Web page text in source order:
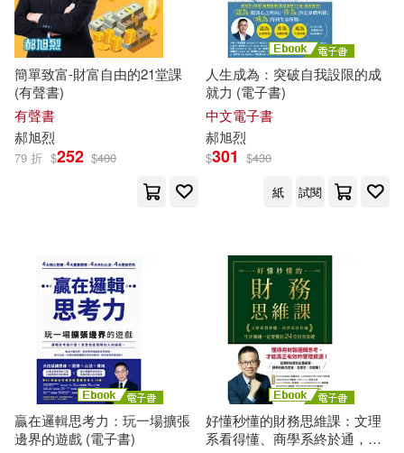
簡單致富-財富自由的21堂課
(有聲書)
有聲書
郝旭烈
79 折 $252 $400
人生成為：突破自我設限的成
就力 (電子書)
中文電子書
郝旭烈
$301 $430
紙
試閱
贏在邏輯思考力：玩一場擴張
邊界的遊戲 (電子書)
好懂秒懂的財務思維課：文理
系看得懂、商學系終於通，生